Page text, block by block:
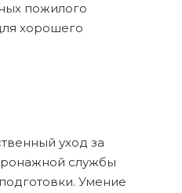
пожилого
хорошего
уход за
службы
Умение